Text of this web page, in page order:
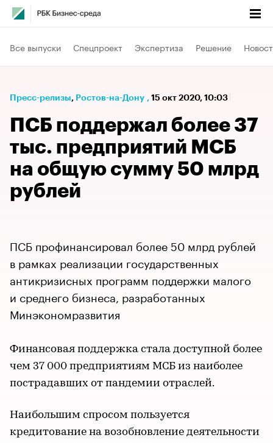
Все выпуски Спецпроект Экспертиза Решение
Пресс-релизы⁠, Ростов-на-Дону , 15 окт 2020, 10:03
ПСБ поддержал более 37
тыс. предприятий МСБ
на общую сумму 50 млрд
рублей
ПСБ профинансировал более 50 млрд рублей
в рамках реализации государственных
антикризисных программ поддержки малого
и среднего бизнеса, разработанных
Минэкономразвития
Финансовая поддержка стала доступной более
чем 37 000 предприятиям МСБ из наиболее
пострадавших от пандемии отраслей.
Наибольшим спросом пользуется
кредитование на возобновление деятельности